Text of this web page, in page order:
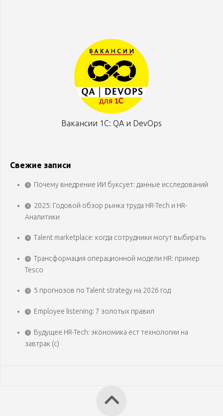
Вакансии 1С: QA и DevOps
Свежие записи
Почему внедрение ИИ буксует: данные исследований
2025: Годовой обзор рынка труда HR-Tech и HR-
Аналитики
Talent marketplace: когда сотрудники могут выбирать
Трансформация операционной модели HR: пример
Tesco
5 прогнозов по Talent strategy на 2026 год
Employee listening: 7 золотых правил
Будущее HR-Tech: экономика ест технологии на
завтрак (с)